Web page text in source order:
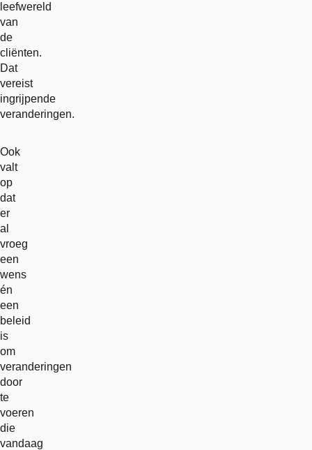
leefwereld
van
de
cliënten.
Dat
vereist
ingrijpende
veranderingen.
Ook
valt
op
dat
er
al
vroeg
een
wens
én
een
beleid
is
om
veranderingen
door
te
voeren
die
vandaag